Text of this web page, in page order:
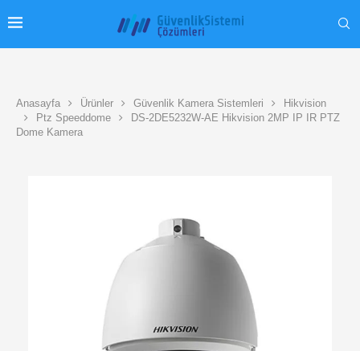
Anasayfa Ürünler Güvenlik Kamera Sistemleri
Hikvision
Ptz Speeddome
DS-2DE5232W-AE Hikvision 2MP IP IR PTZ
Dome Kamera